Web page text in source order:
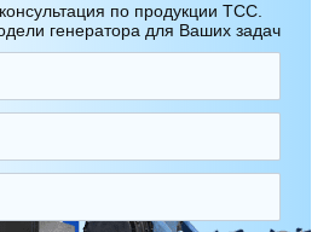
по продукции ТСС.
генератора для Ваших задач